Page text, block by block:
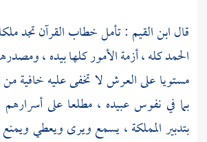
قالابن القيم : تأمل خطاب القرآن تجد
الحمد كله ، أزمة الأمور كلها بيده ،
مستويا على العرش لا تخفى عليه خافية من
بما في نفوس عبيده ، مطلعا على أسرارهم
بتدبير المملكة ، يسمع ويرى ويعطي